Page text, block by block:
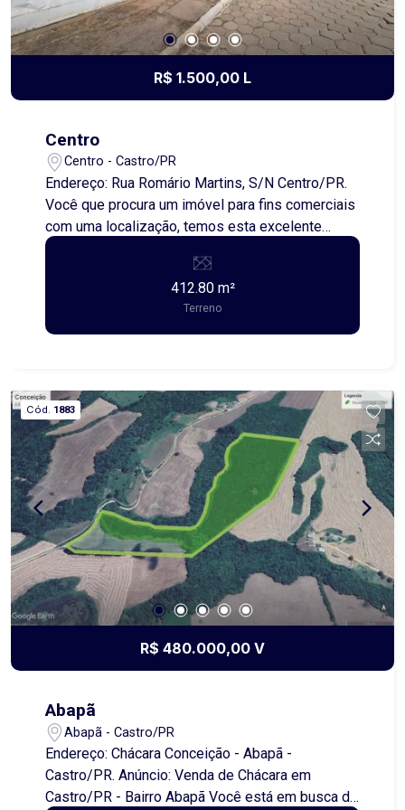
R$ 1.500,00 L
Centro
Centro - Castro/PR
Endereço: Rua Romário Martins, S/N Centro/PR.
Você que procura um imóvel para fins comerciais
com uma localização, temos esta excelente
opção dar início aquele projeto que está
guardado na gaveta. Esse imóvel é passível de
reforma e ou construção, podendo ser construído
de acordo com a sua necessidade. Localizado
em uma valorizada região e próximo a todos
ainda o Seguro contra Incêndio e Vendaval (valor
sob consulta) e o Fundo de Conservação do
Imóvel (FCI) equivalente a 5% do valor do aluguel.
412.80 m²
Terreno
Cód. 1883
R$ 480.000,00 V
Abapã
Abapã - Castro/PR
Endereço: Chácara Conceição - Abapã -
Castro/PR. Anúncio: Venda de Chácara em
Castro/PR - Bairro Abapã Você está em busca de